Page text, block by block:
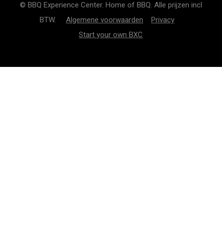
© BBQ Experience Center. Home of BBQ. Alle prijzen incl
BTW. Algemene voorwaarden
Privacy
Start your own BXC